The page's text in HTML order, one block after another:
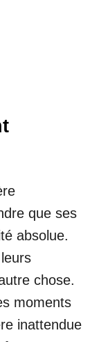
que ses
absolue.
chose.
moments
inattendue